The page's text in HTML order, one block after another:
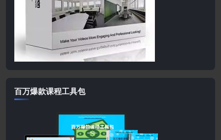
百万爆款课程工具包